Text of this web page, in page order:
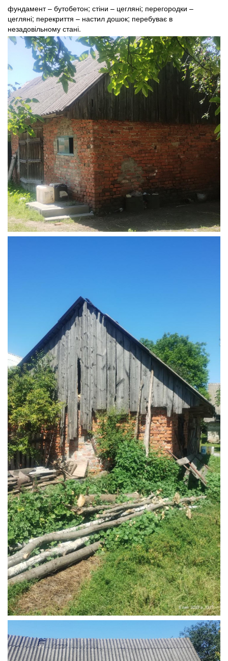
фундамент – бутобетон; стіни – цегляні; перегородки –
цегляні; перекриття – настил дошок; перебуває в
незадовільному стані.